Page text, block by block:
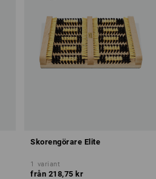
Skorengörare Elite
1 variant
från 218,75 kr